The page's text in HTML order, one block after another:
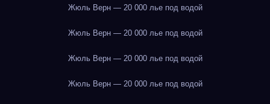
Жюль Верн — 20 000 лье под водой
Жюль Верн — 20 000 лье под водой
Жюль Верн — 20 000 лье под водой
Жюль Верн — 20 000 лье под водой